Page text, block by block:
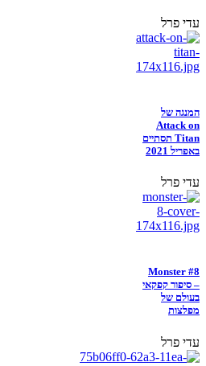
עדי פרל
המנגה של
Attack on
Titan תסתיים
באפריל 2021
עדי פרל
Monster #8
– סיפור קפקאי
בעולם של
מפלצות
עדי פרל